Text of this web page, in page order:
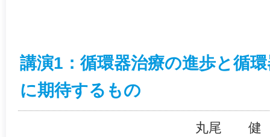
講演1：循環器治療の進歩と循
に期待するもの
丸尾 健（